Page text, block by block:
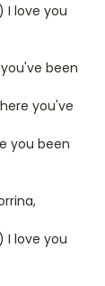
I love you
been
you've
you been
I love you